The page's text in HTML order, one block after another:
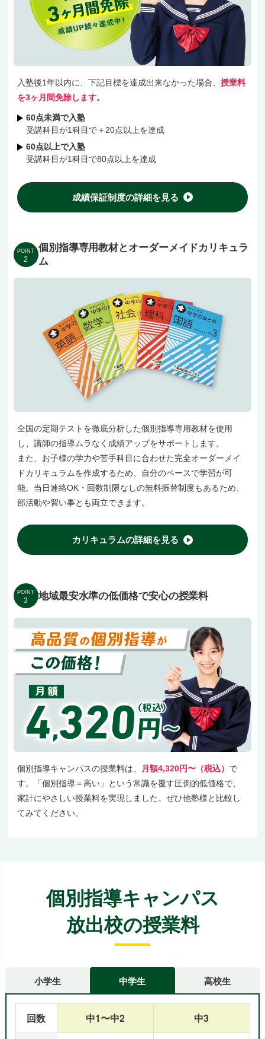
じっくり、演習は近くで見守る形で進めるので、
「分かったつもり」のまま放置されることはあり
急な予定変更にも柔軟対応する無料の振替制度
や、結果への約束「1科目＋20点」成績保証もご
用意しています。
んか？
入塾後1年以内に、下記目標を達成出来なかった場合、 授業料
を3ヶ月間免除します。
60点未満で入塾
受講科目が1科目で＋20点以上を達成
60点以上で入塾
受講科目が1科目で80点以上を達成
成績保証制度の詳細を見る
POINT
2
個別指導専用教材とオーダーメイドカリキュラ
ム
全国の定期テストを徹底分析した個別指導専用教材を使用
し、講師の指導ムラなく成績アップをサポートします。
また、お子様の学力や苦手科目に合わせた完全オーダーメイ
ドカリキュラムを作成するため、自分のペースで学習が可
能。当日連絡OK・回数制限なしの無料振替制度もあるため、
部活動や習い事とも両立できます。
カリキュラムの詳細を見る
POINT
3 地域最安水準の低価格で安心の授業料
個別指導キャンパスの授業料は、 月額4,320円〜（税込） で
す。「個別指導＝高い」という常識を覆す圧倒的低価格で、
家計にやさしい授業料を実現しました。ぜひ他塾様と比較し
てみてください。
個別指導キャンパス
放出校の授業料
小学生 中学生 高校生
回数 中1〜中2 中3